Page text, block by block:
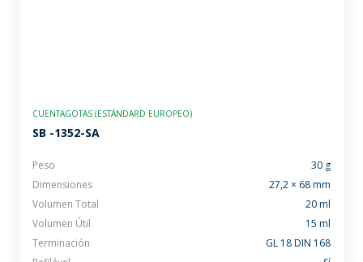
CUENTAGOTAS (ESTÁNDARD EUROPEO)
SB -1352-SA
Peso
30 g
Dimensiones
27,2 × 68 mm
Volumen Total
20 ml
Volumen Útil
15 ml
Terminación
GL 18 DIN 168